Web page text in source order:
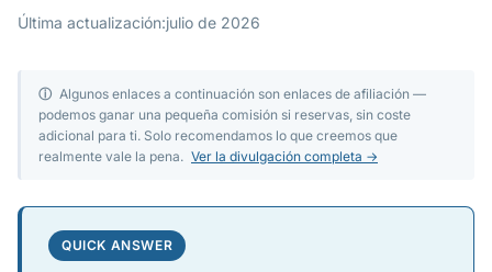
Última actualización:julio de 2026
ⓘ Algunos enlaces a continuación son enlaces de afiliación —
podemos ganar una pequeña comisión si reservas, sin coste
adicional para ti. Solo recomendamos lo que creemos que
realmente vale la pena. Ver la divulgación completa →
QUICK ANSWER